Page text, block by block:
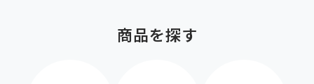
商品を探す